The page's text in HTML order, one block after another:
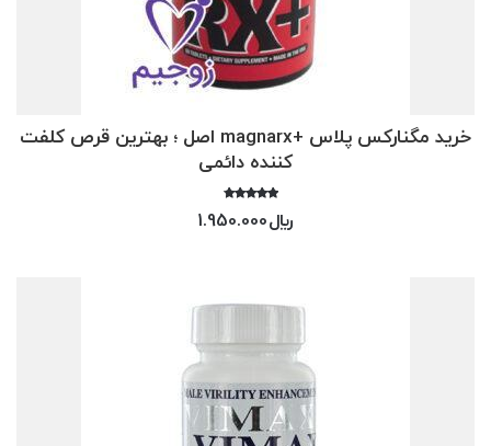
خرید مگنارکس پلاس +magnarx اصل ؛ بهترین قرص کلفت
کننده دائمی
4.00 ﷼1.950.000